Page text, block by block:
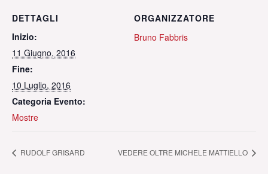
DETTAGLI
Inizio:
11 Giugno, 2016
Fine:
10 Luglio, 2016
Categoria Evento:
Mostre
ORGANIZZATORE
Bruno Fabbris
RUDOLF GRISARD VEDERE OLTRE MICHELE MATTIELLO